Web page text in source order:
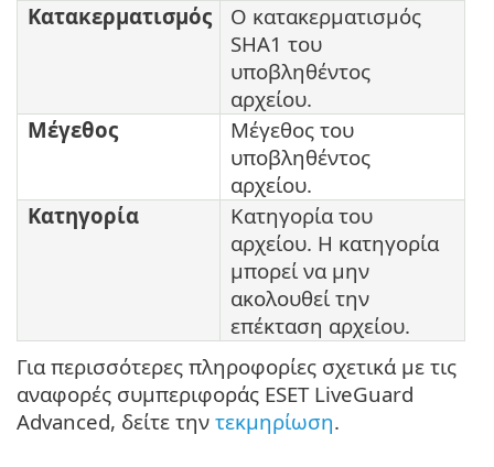
Κατακερματισμός
Ο κατακερματισμός
SHA1 του
υποβληθέντος
αρχείου.
Μέγεθος
Μέγεθος του
υποβληθέντος
αρχείου.
Κατηγορία
Κατηγορία του
αρχείου. Η κατηγορία
μπορεί να μην
ακολουθεί την
επέκταση αρχείου.
Για περισσότερες πληροφορίες σχετικά με τις
αναφορές συμπεριφοράς ESET LiveGuard
Advanced, δείτε την τεκμηρίωση.